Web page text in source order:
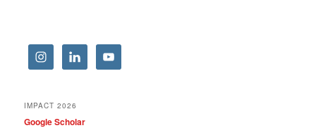
IMPACT 2026
Google Scholar